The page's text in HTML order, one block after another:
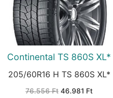
Continental TS 860S XL*
205/60R16 H TS 860S XL*
76.556Ft Original
46.981 FtCurrent